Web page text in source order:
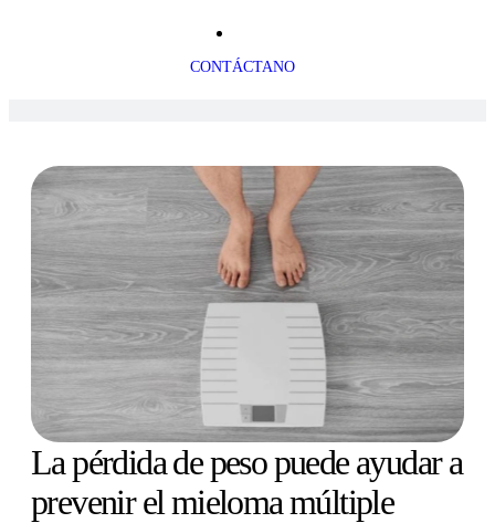
CONTÁCTANO
La pérdida de peso puede ayudar a
prevenir el mieloma múltiple